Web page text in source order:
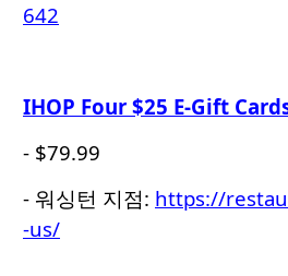
642
IHOP Four $25 E-Gift
- $79.99
- 워싱턴 지점: https://
-us/